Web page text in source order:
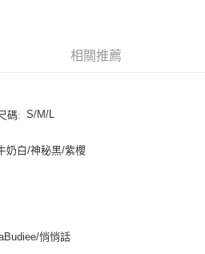
以上)免運費
以上)免運費
相關推薦
碼: S/M/L
奶白/神秘黑/紫櫻
悄悄話